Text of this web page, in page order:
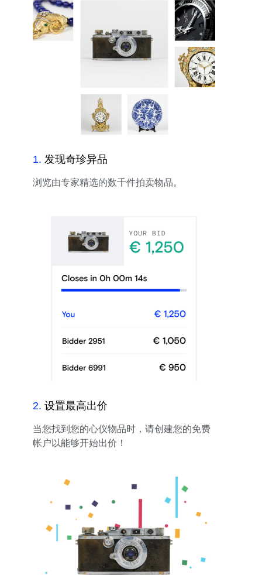
1. 发现奇珍异品
浏览由专家精选的数千件拍卖物品。
2. 设置最高出价
当您找到您的心仪物品时，请创建您的免费
帐户以能够开始出价！